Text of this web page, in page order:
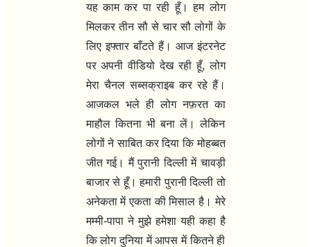
यह काम कर पा रही हूँ। हम लोग
मिलकर तीन सौ से चार सौ लोगों के
लिए इफ्तार बाँटते हैं। आज इंटरनेट
पर अपनी वीडियो देख रही हूँ,लोग
मेरा चैनल सब्सक्राइब कर रहे हैं।
आजकल भले ही लोग नफ़रत का
माहौल कितना भी बना लें। लेकिन
लोगों ने साबित कर दिया कि मोहब्बत
जीत गई। मैं पुरानी दिल्ली में चावड़ी
बाजार से हूँ। हमारी पुरानी दिल्ली तो
अनेकता में एकता की मिसाल है। मेरे
मम्मी-पापा ने मुझे हमेशा यही कहा है
कि लोग दुनिया में आपस में कितने ही